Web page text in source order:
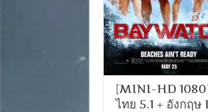
[MINI-HD
ไทย 5.1 + อังกฤ